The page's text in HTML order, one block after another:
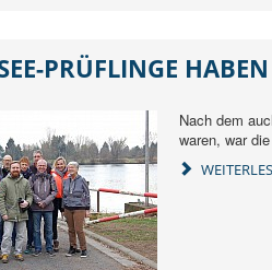
PRÜFLINGE
Nach dem
waren, war